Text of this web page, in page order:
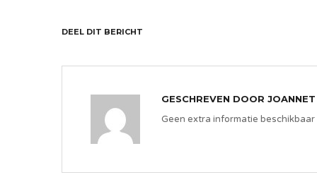
DEEL DIT BERICHT
GESCHREVEN DOOR JOANNET
Geen extra informatie beschikbaar